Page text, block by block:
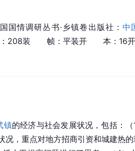
国情调研丛书·乡镇卷出版社：中
装　　帧：平装开　　本：16
镇的经济与社会发展状况，包括：
，重点对地方招商引资和城建热